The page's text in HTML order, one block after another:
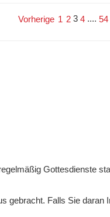
Vorherige 1 2 3 4 .... 54
Gottesdienste
gebracht. Falls Sie daran